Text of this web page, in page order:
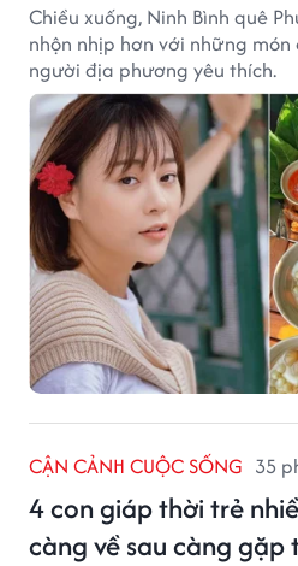
Chiều xuống, Ninh Bình quê
nhộn nhịp hơn với những
người địa phương yêu thích.
CẬN CẢNH CUỘC SỐNG 35
4 con giáp thời trẻ
càng về sau càng gặp